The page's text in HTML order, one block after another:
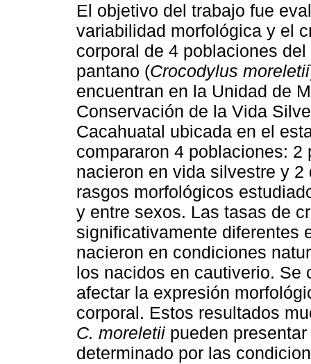
El objetivo del trabajo fue
variabilidad morfológica y el
corporal de 4 poblaciones
pantano (Crocodylus moreletii
encuentran en la Unidad de
Conservación de la Vida
Cacahuatal ubicada en el
compararon 4 poblaciones:
nacieron en vida silvestre y
rasgos morfológicos
y entre sexos. Las tasas de
significativamente diferentes
nacieron en condiciones
los nacidos en cautiverio. Se
afectar la expresión
corporal. Estos resultados
C. moreletii pueden
determinado por las